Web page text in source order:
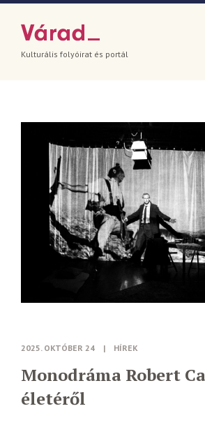
Kulturális folyóirat és portál
2025. OKTÓBER 24 | HÍREK
Monodráma Robert
életéről